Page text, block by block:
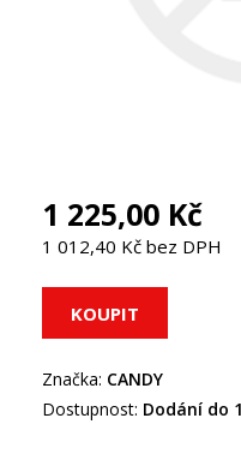
1 225,00 Kč
1 012,40 Kč bez DPH
Značka: CANDY
Dostupnost: Dodání do